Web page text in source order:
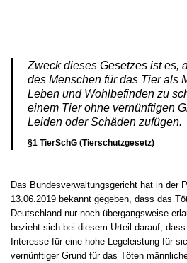
Zweck dieses Gesetzes ist es,
des Menschen für das Tier als
Leben und Wohlbefinden zu
einem Tier ohne vernünftigen
Leiden oder Schäden zufügen.
§1 TierSchG (Tierschutzgesetz)
Das Bundesverwaltungsgericht hat in der
13.06.2019 bekannt gegeben, dass das
Deutschland nur noch übergangsweise
bezieht sich bei diesem Urteil darauf,
Interesse für eine hohe Legeleistung für
vernünftiger Grund für das Töten